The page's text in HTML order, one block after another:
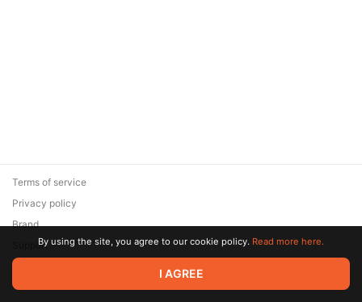
© 2026 Zaya Solutions Limited. All rights reserved. All trademarks
are the property of their respective owners.
Terms of service
Privacy policy
Brand
SupportBy using the site, you agree to our cookie policy. Read more here.
I AGREE